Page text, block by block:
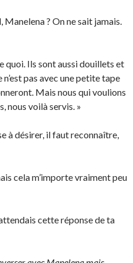
Manelena ? On ne sait jamais.
quoi. Ils sont aussi douillets et
pas avec une petite tape
Mais nous qui voulions
nous voilà servis. »
à désirer, il faut reconnaître,
cela m’importe vraiment peu
cette réponse de ta